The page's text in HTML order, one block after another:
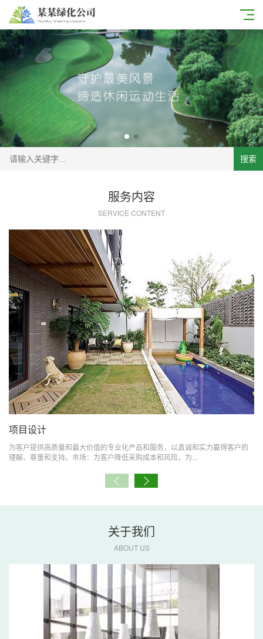
搜索
服务内容
SERVICE CONTENT
项目设计
为客户提供高质量和最大价值的专业化产品和服务，以真诚和实力赢得客户的
理解、尊重和支持。市场：为客户降低采购成本和风险，为...
关于我们
ABOUT US